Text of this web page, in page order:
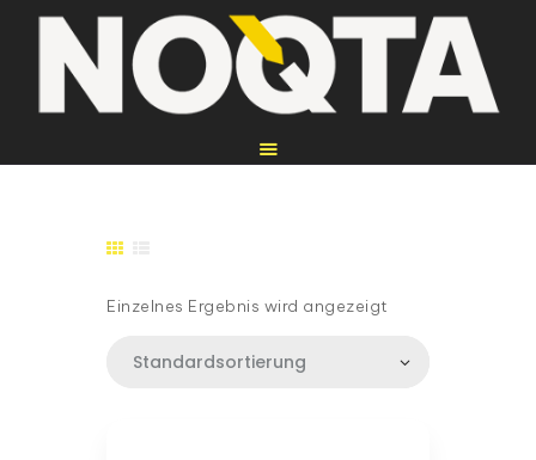
REPARATUREN
DIENSTLEISTUNGEN
Einzelnes Ergebnis wird angezeigt